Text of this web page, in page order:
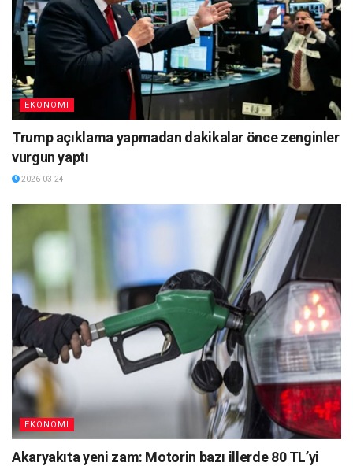
EKONOMI
Trump açıklama yapmadan dakikalar önce zenginler
vurgun yaptı
2026-03-24
EKONOMI
Akaryakıta yeni zam: Motorin bazı illerde 80 TL’yi